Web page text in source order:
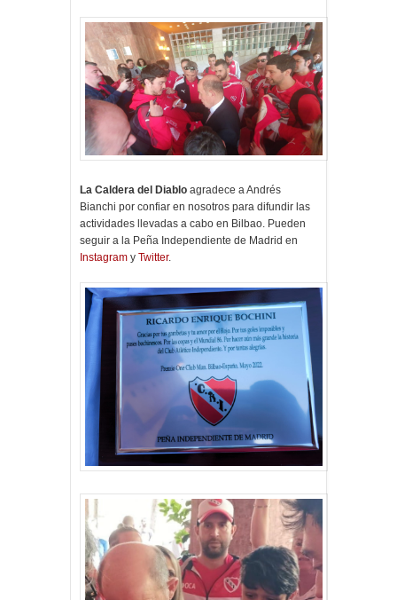
La Caldera del Diablo agradece a Andrés
Bianchi por confiar en nosotros para difundir las
actividades llevadas a cabo en Bilbao. Pueden
seguir a la Peña Independiente de Madrid en
Instagram y Twitter.